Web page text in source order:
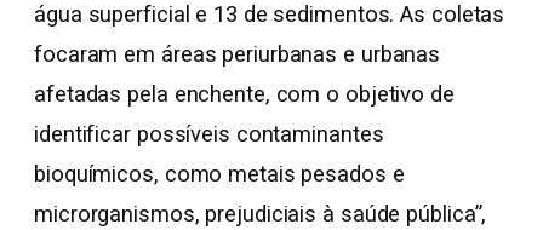
água superficial e 13 de sedimentos. As coletas
focaram em áreas periurbanas e urbanas
afetadas pela enchente, com o objetivo de
identificar possíveis contaminantes
bioquímicos, como metais pesados e
microrganismos, prejudiciais à saúde pública”,